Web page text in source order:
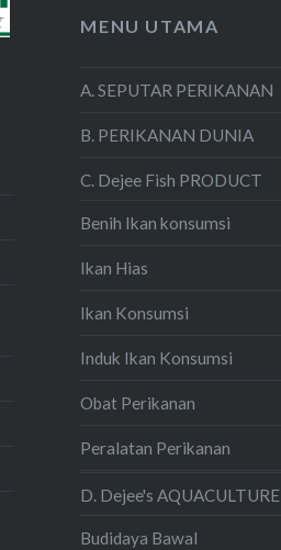
MENU UTAMA
A. SEPUTAR PERIKANAN
B. PERIKANAN DUNIA
C. Dejee Fish PRODUCT
Benih Ikan konsumsi
Ikan Hias
Ikan Konsumsi
Induk Ikan Konsumsi
Obat Perikanan
Peralatan Perikanan
D. Dejee's AQUACULTURE
Budidaya Bawal